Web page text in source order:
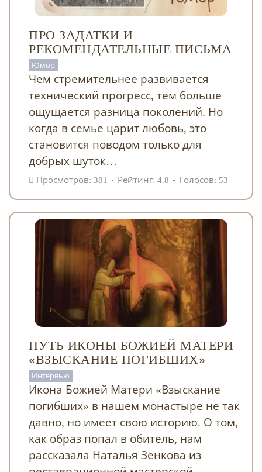
ПРО ЗАДАТКИ И
РЕКОМЕНДАТЕЛЬНЫЕ ПИСЬМА
Юмор
Чем стремительнее развивается
технический прогресс, тем больше
ощущается разница поколений. Но
когда в семье царит любовь, это
становится поводом только для
добрых шуток…
Просмотров: 381 Рейтинг: 4.8 Голосов: 53
ПУТЬ ИКОНЫ БОЖИЕЙ МАТЕРИ
«ВЗЫСКАНИЕ ПОГИБШИХ»
Интервью
Икона Божией Матери «Взыскание
погибших» в нашем монастыре не так
давно, но имеет свою историю. О том,
как образ попал в обитель, нам
рассказала Наталья Зенкова из